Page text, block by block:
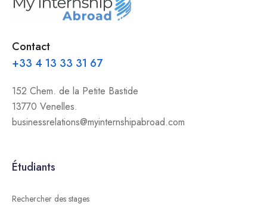
Contact
+33 4 13 33 31 67
152 Chem. de la Petite Bastide
13770 Venelles.
businessrelations@myinternshipabroad.com
Étudiants
Rechercher des stages